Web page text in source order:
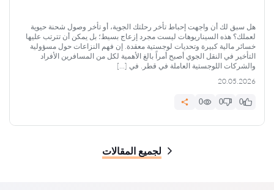
هل سبق لك أن واجهت إحباط تأخر رحلتك الجوية، أو تأخر وصول شحنة حيوية
لعملك؟ هذه السيناريوهات ليست مجرد إزعاج بسيط؛ بل يمكن أن تترتب عليها
خسائر مالية كبيرة وتحديات لوجستية معقدة. إن فهم النزاعات حول مسؤولية
التأخير في النقل الجوي أصبح أمراً بالغ الأهمية لكل من المسافرين الأفراد
والشركات اللوجستية العاملة في قطر. في […]
20.05.2026
0
0
0
لجميع المقالات